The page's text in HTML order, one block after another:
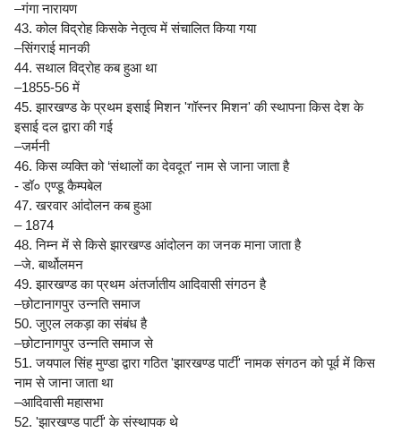
–गंगा नारायण
43. कोल विद्रोह किसके नेतृत्व में संचालित किया गया
–सिंगराई मानकी
44. सथाल विद्रोह कब हुआ था
–1855-56 में
45. झारखण्ड के प्रथम इसाई मिशन 'गॉस्नर मिशन' की स्थापना किस देश के
इसाई दल द्वारा की गई
–जर्मनी
46. किस व्यक्ति को ‘संथालों का देवदूत' नाम से जाना जाता है
- डॉ० एण्डू कैम्पबेल
47. खरवार आंदोलन कब हुआ
– 1874
48. निम्न में से किसे झारखण्ड आंदोलन का जनक माना जाता है
–जे. बार्थोलमन
49. झारखण्ड का प्रथम अंतर्जातीय आदिवासी संगठन है
–छोटानागपुर उन्नति समाज
50. जुएल लकड़ा का संबंध है
–छोटानागपुर उन्नति समाज से
51. जयपाल सिंह मुण्डा द्वारा गठित 'झारखण्ड पार्टी' नामक संगठन को पूर्व में किस
नाम से जाना जाता था
–आदिवासी महासभा
52. 'झारखण्ड पार्टी' के संस्थापक थे